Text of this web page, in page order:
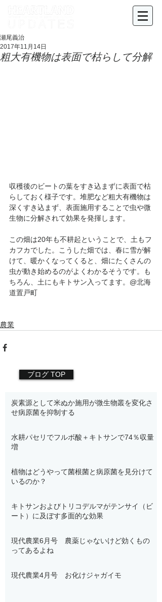
粗大有機物は表面で枯らして分解
瀬尾義治
2017年11月14日
収穫後のビートの葉をすき込まずに表面で枯
らしておく様子です。堆肥など粗大有機物は
深くすき込まず、表面施用することで虫や微
生物に分解されて効果を発揮します。
この畑は20年も不耕起ということで、土もフ
カフカでした。こうした畑では、春に雪が解
けて、暖かくなってくると、畑にたくさんの
虫が動き始めるのがよくわかるそうです。も
ちろん、土にもキトサン入ってます。@北海
道置戸町
農業
ブログ TOP
炭素源として米ぬか施用が微生物叢を変化さ
せ病原菌を抑制する
水耕パセリでフルボ酸＋キトサンで74％収量
増
植物はどうやって菌根菌と病原菌を見分けて
いるのか？
キトサンおよびトリコデルマがテンサイ（ビ
ート）に及ぼす多面的な効果
現代農業6月号 農薬じゃないけど効くもの
ってあるよね
現代農業4月号 お化けジャガイモ